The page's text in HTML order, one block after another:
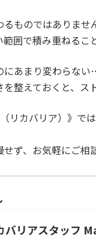
ものではありませ
囲で積み重ねるこ
にあまり変わらな
整えておくと、
リカバリア）》で
ず、お気軽にご
バリアスタッフ